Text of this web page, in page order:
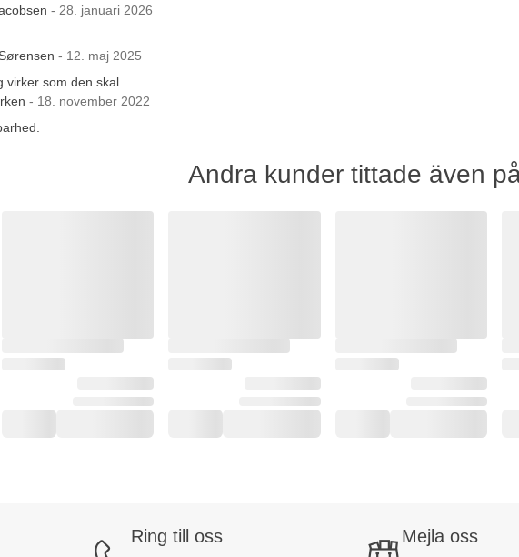
- 28. januari 2026
- 12. maj 2025
virker som den skal.
- 18. november 2022
Andra kunder tittade även
Ring till oss Mejla oss